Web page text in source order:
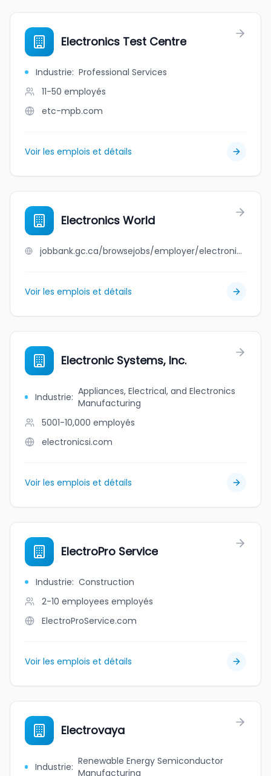
Electronics Test Centre
Industrie: Professional Services
11-50 employés
etc-mpb.com
Voir les emplois et détails
Electronics World
jobbank.gc.ca/browsejobs/employer/electronics+world/ca
Voir les emplois et détails
Electronic Systems, Inc.
Industrie: Appliances, Electrical, and Electronics
Manufacturing
5001-10,000 employés
electronicsi.com
Voir les emplois et détails
ElectroPro Service
Industrie: Construction
2-10 employees employés
ElectroProService.com
Voir les emplois et détails
Electrovaya
Industrie: Renewable Energy Semiconductor
Manufacturing